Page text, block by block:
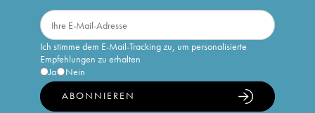
Ich stimme dem E-Mail-Tracking zu, um personalisierte
Empfehlungen zu erhalten
Ja
Nein
ABONNIEREN